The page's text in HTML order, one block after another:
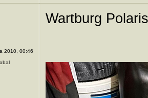
2010, 00:46
Wartburg